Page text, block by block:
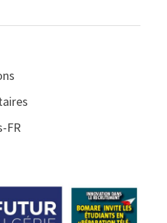
FR